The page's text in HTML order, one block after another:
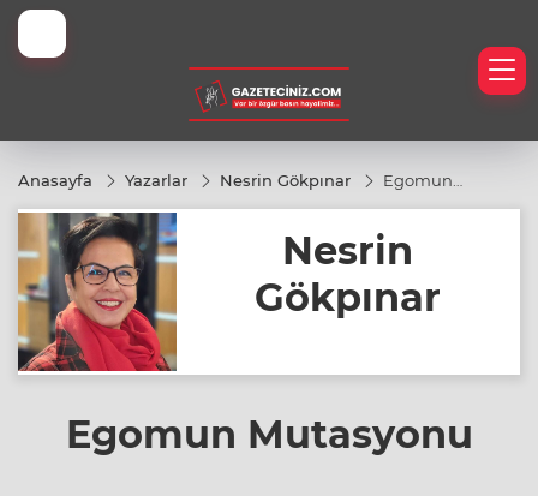
Anasayfa Yazarlar Nesrin Gökpınar
Egomun
Nesrin
Gökpınar
Egomun Mutasyonu